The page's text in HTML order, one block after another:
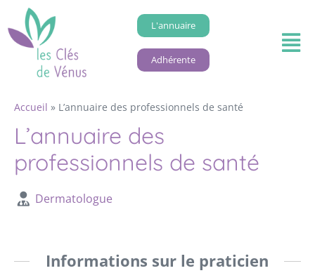
L'annuaire
Adhérente
Accueil » L’annuaire des professionnels de santé
L’annuaire des
professionnels de santé
Dermatologue
Informations sur le praticien